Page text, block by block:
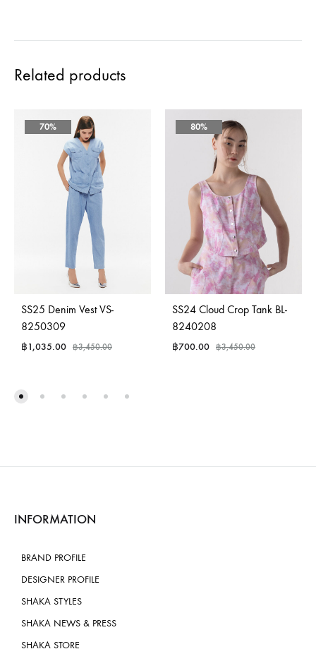
Related products
70%
SS25 Denim Vest VS-
8250309
฿1,035.00 ฿3,450.00
80%
SS24 Cloud Crop Tank BL-
8240208
฿700.00 ฿3,450.00
INFORMATION
BRAND PROFILE
DESIGNER PROFILE
SHAKA STYLES
SHAKA NEWS & PRESS
SHAKA STORE